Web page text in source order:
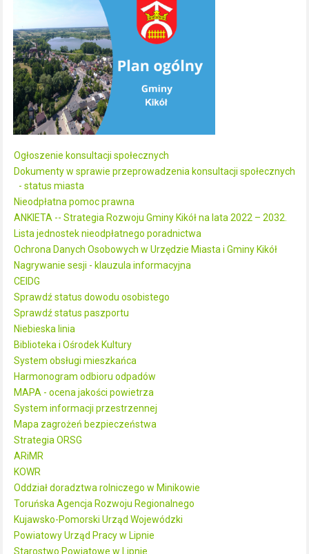
Ogłoszenie konsultacji społecznych
Dokumenty w sprawie przeprowadzenia konsultacji społecznych
- status miasta
Nieodpłatna pomoc prawna
ANKIETA -- Strategia Rozwoju Gminy Kikół na lata 2022 – 2032.
Lista jednostek nieodpłatnego poradnictwa
Ochrona Danych Osobowych w Urzędzie Miasta i Gminy Kikół
Nagrywanie sesji - klauzula informacyjna
CEIDG
Sprawdź status dowodu osobistego
Sprawdź status paszportu
Niebieska linia
Biblioteka i Ośrodek Kultury
System obsługi mieszkańca
Harmonogram odbioru odpadów
MAPA - ocena jakości powietrza
System informacji przestrzennej
Mapa zagrożeń bezpieczeństwa
Strategia ORSG
ARiMR
KOWR
Oddział doradztwa rolniczego w Minikowie
Toruńska Agencja Rozwoju Regionalnego
Kujawsko-Pomorski Urząd Wojewódzki
Powiatowy Urząd Pracy w Lipnie
Starostwo Powiatowe w Lipnie